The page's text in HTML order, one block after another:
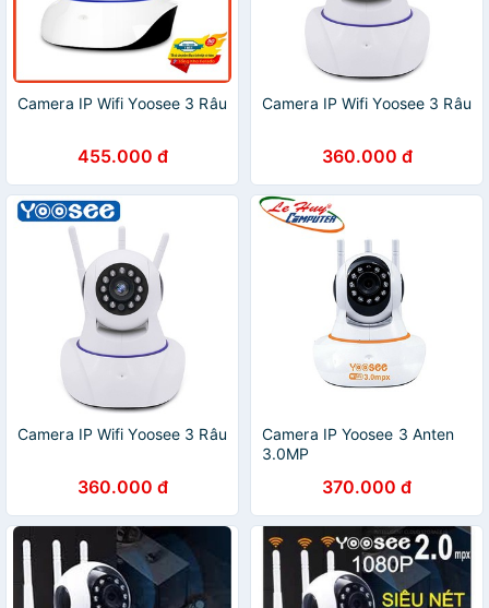
Camera IP Wifi Yoosee 3 Râu
455.000 đ
Camera IP Wifi Yoosee 3 Râu
360.000 đ
Camera IP Wifi Yoosee 3 Râu
360.000 đ
Camera IP Yoosee 3 Anten
3.0MP
370.000 đ